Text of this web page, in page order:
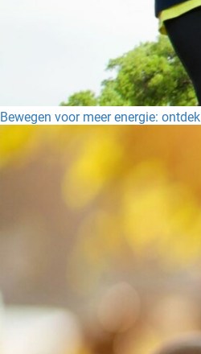
Bewegen voor meer energie: